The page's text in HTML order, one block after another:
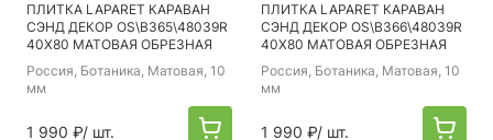
ПЛИТКА LAPARET КАРАВАН
СЭНД ДЕКОР OS\B365\48039R
40Х80 МАТОВАЯ ОБРЕЗНАЯ
Россия, Ботаника, Матовая, 10
мм
1 990 ₽/ шт.
ПЛИТКА LAPARET КАРАВАН
СЭНД ДЕКОР OS\B366\48039R
40Х80 МАТОВАЯ ОБРЕЗНАЯ
Россия, Ботаника, Матовая, 10
мм
1 990 ₽/ шт.